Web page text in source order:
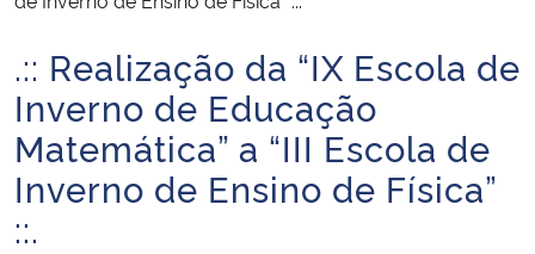
Ministério da Infraestrutura
Ministério da Agricultura, Pecuária e Abastecimento
Ministério da Educação
Ministério da Cidadania
Início do conteúdo
.:: Realização da “IX Escola de
Inverno de Educação
Matemática” a “III Escola de
Inverno de Ensino de Física”
::.